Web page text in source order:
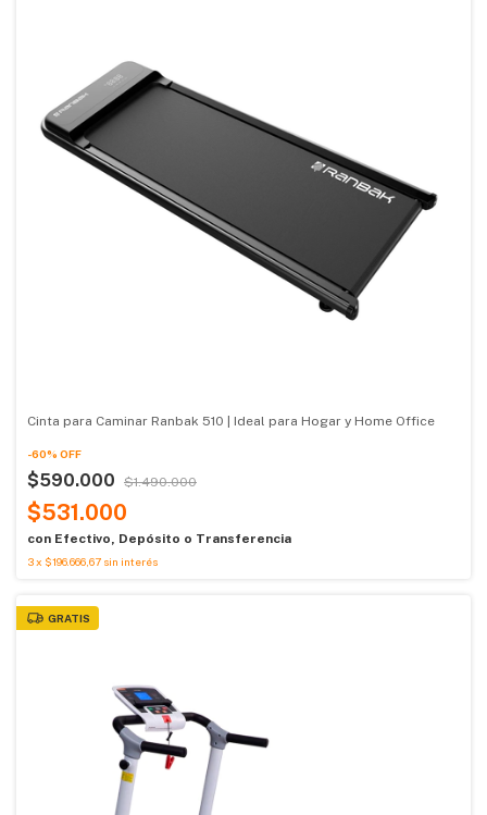
Cinta para Caminar Ranbak 510 | Ideal para Hogar y Home Office
-60% OFF
$590.000 $1.490.000
$531.000
con Efectivo, Depósito o Transferencia
3x $196.666,67 sin interés
GRATIS